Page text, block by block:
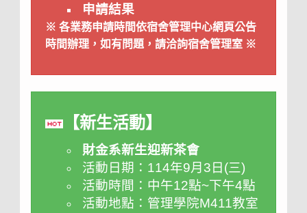
申請結果
※ 各業務申請時間依宿舍管理中心網頁公告
時間辦理，如有問題，請洽詢宿舍管理室 ※
【新生活動】
財金系新生迎新茶會
活動日期：114年9月3日(三)
活動時間：中午12點~下午4點
活動地點：管理學院M411教室